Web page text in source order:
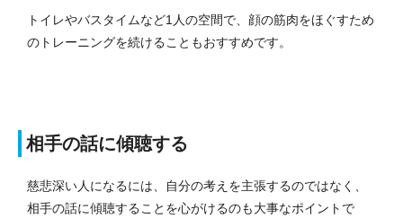
トイレやバスタイムなど1人の空間で、顔の筋肉をほぐすため
のトレーニングを続けることもおすすめです。
相手の話に傾聴する
慈悲深い人になるには、自分の考えを主張するのではなく、
相手の話に傾聴することを心がけるのも大事なポイントで